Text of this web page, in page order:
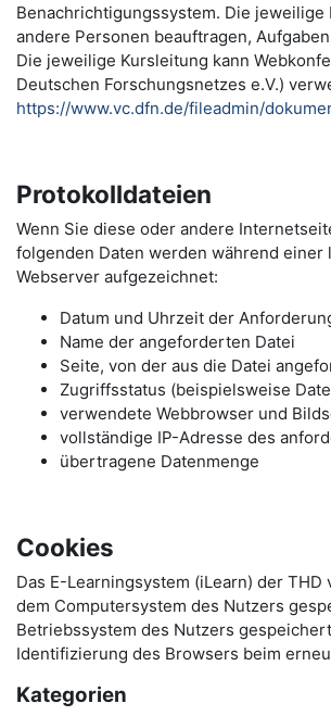
Benachrichtigungssystem. Die
andere Personen beauftragen,
Die jeweilige Kursleitung kann
Deutschen Forschungsnetzes e.V.)
https://www.vc.dfn.de/fileadmin/
Protokolldateien
Wenn Sie diese oder andere
folgenden Daten werden während
Webserver aufgezeichnet:
Datum und Uhrzeit der
Name der angeforderten Datei
Seite, von der aus die Datei
Zugriffsstatus (beispielsweise
verwendete Webbrowser und
vollständige IP-Adresse des
übertragene Datenmenge
Cookies
Das E-Learningsystem (iLearn) der
dem Computersystem des Nutzers
Betriebssystem des Nutzers
Identifizierung des Browsers beim
Kategorien